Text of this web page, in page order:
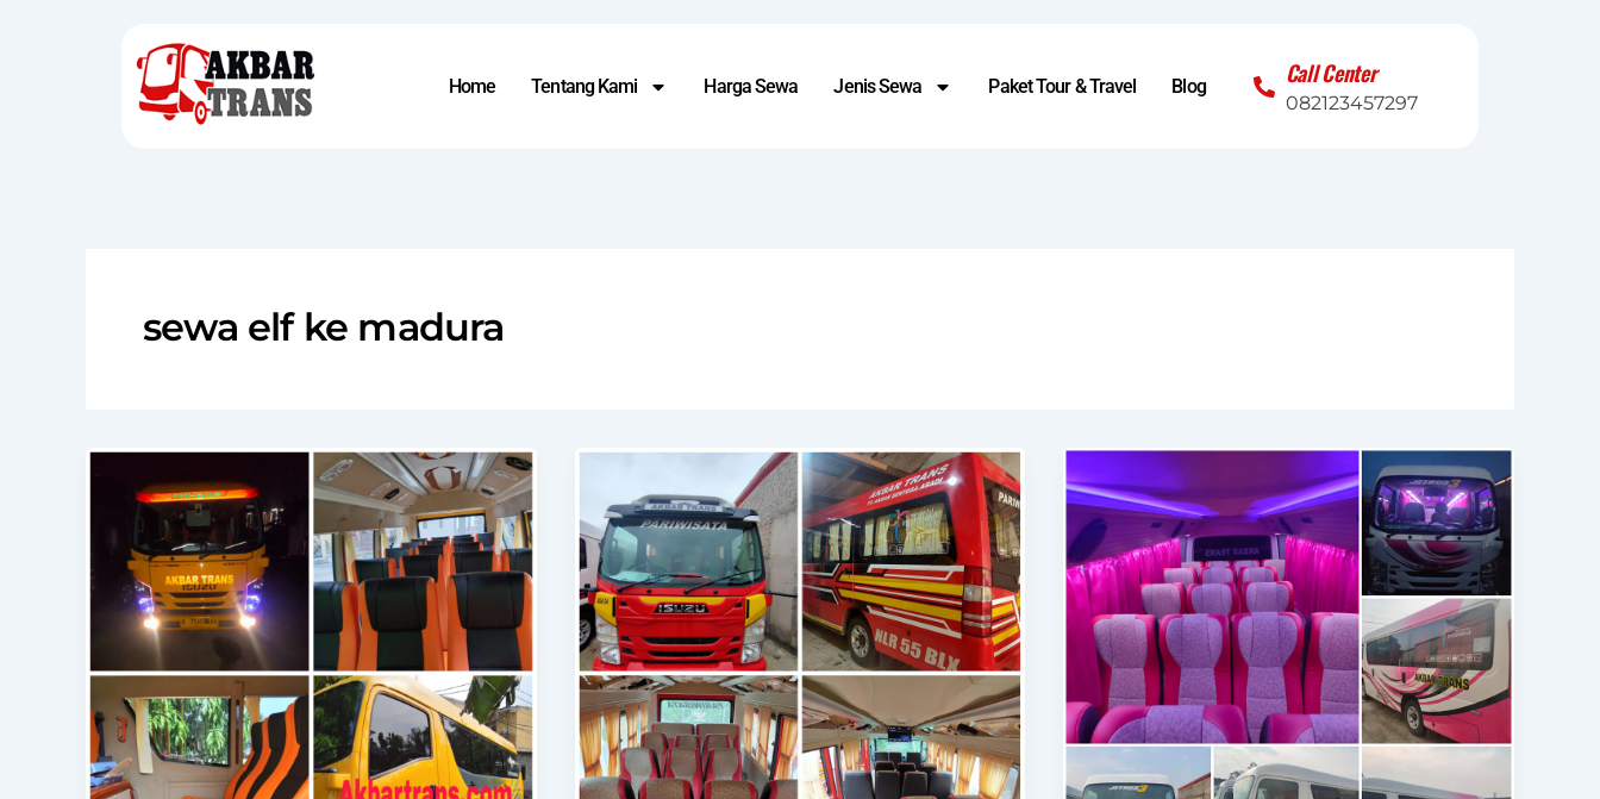
Home Tentang Kami Harga Sewa Jenis Sewa Paket Tour & Travel Blog Call Center
082123457297
sewa elf ke madura